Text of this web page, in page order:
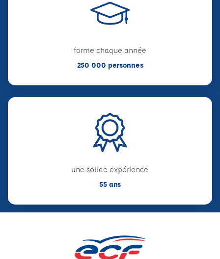
forme chaque année
250 000 personnes
une solide expérience
55 ans